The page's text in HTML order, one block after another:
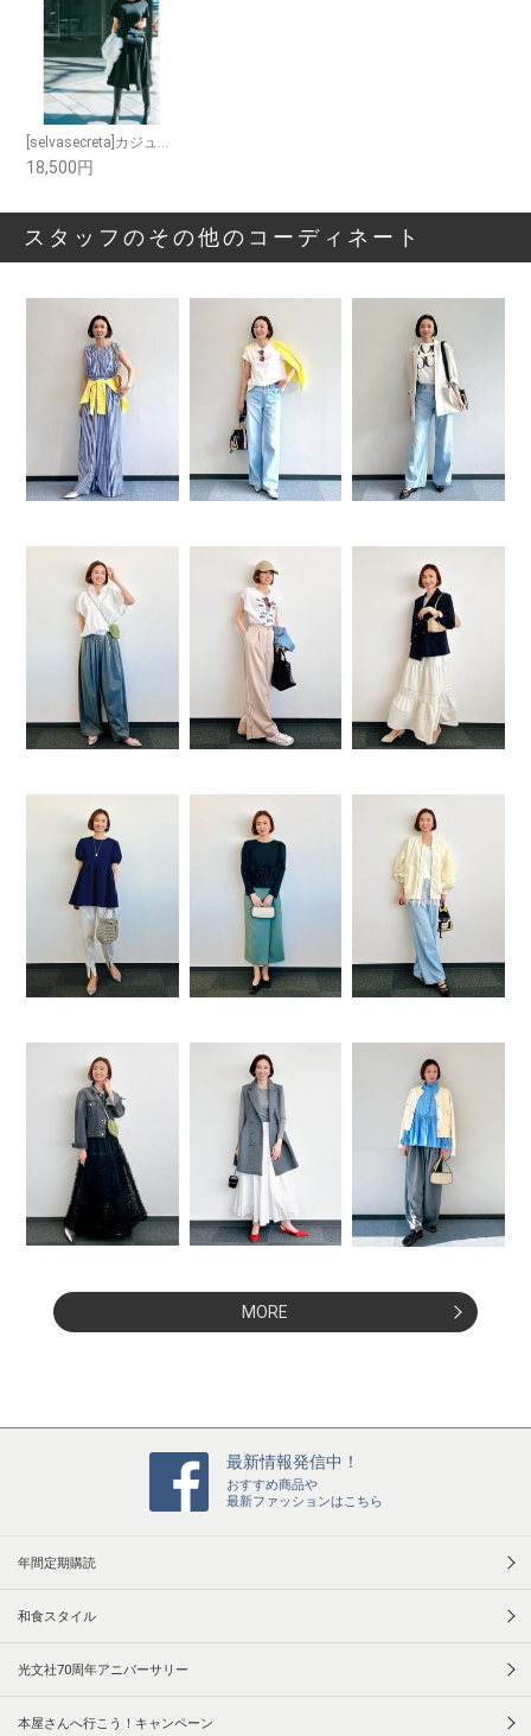
[selvasecreta]カジュアルドレス
18,500円
スタッフのその他のコーディネート
MORE
最新情報発信中！
おすすめ商品や
最新ファッションはこちら
年間定期購読
和食スタイル
光文社70周年アニバーサリー
本屋さんへ行こう！キャンペーン